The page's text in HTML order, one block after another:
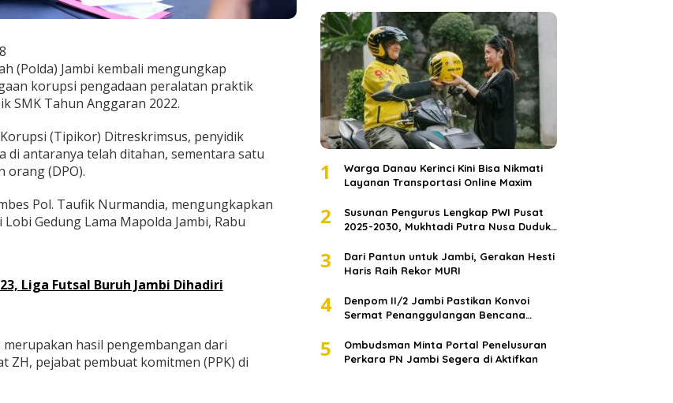
(Polda) Jambi kembali mengungkap
korupsi pengadaan peralatan praktik
SMK Tahun Anggaran 2022.
(Tipikor) Ditreskrimsus, penyidik
di antaranya telah ditahan, sementara satu
orang (DPO).
Pol. Taufik Nurmandia, mengungkapkan
Gedung Lama Mapolda Jambi, Rabu
Liga Futsal Buruh Jambi Dihadiri
hasil pengembangan dari
ZH, pejabat pembuat komitmen (PPK) di
1
Warga Danau Kerinci Kini Bisa Nikmati
Layanan Transportasi Online Maxim
2
Susunan Pengurus Lengkap PWI Pusat
2025-2030, Mukhtadi Putra Nusa Duduki
3
Dari Pantun untuk Jambi, Gerakan Hesti
Haris Raih Rekor MURI
4
Denpom II/2 Jambi Pastikan Konvoi
Sermat Penanggulangan Bencana
5
Ombudsman Minta Portal Penelusuran
Perkara PN Jambi Segera di Aktifkan